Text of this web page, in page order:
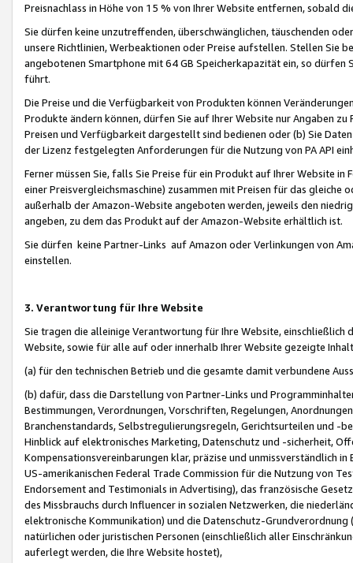
Preisnachlass in Höhe von 15 % von Ihrer Website entfernen, sobald
Sie dürfen keine unzutreffenden, überschwänglichen, täuschenden
unsere Richtlinien, Werbeaktionen oder Preise aufstellen. Stellen Sie
angebotenen Smartphone mit 64 GB Speicherkapazität ein, so dürfen
führt.
Die Preise und die Verfügbarkeit von Produkten können
Produkte ändern können, dürfen Sie auf Ihrer Website nur Angaben
Preisen und Verfügbarkeit dargestellt sind bedienen oder (b) Sie
der Lizenz festgelegten Anforderungen für die Nutzung von PA API
Ferner müssen Sie, falls Sie Preise für ein Produkt auf Ihrer Website
einer Preisvergleichsmaschine) zusammen mit Preisen für das
außerhalb der Amazon-Website angeboten werden, jeweils den
angeben, zu dem das Produkt auf der Amazon-Website erhältlich ist.
Sie dürfen keine Partner-Links auf Amazon oder Verlinkungen von
einstellen.
3. Verantwortung für Ihre Website
Sie tragen die alleinige Verantwortung für Ihre Website,
Website, sowie für alle auf oder innerhalb Ihrer Website gezeigte
(a) für den technischen Betrieb und die gesamte damit verbundene
(b) dafür, dass die Darstellung von Partner-Links und
Bestimmungen, Verordnungen, Vorschriften, Regelungen,
Branchenstandards, Selbstregulierungsregeln, Gerichtsurteilen und -
Hinblick auf elektronisches Marketing, Datenschutz und -sicherheit,
Kompensationsvereinbarungen klar, präzise und unmissverständlich
US-amerikanischen Federal Trade Commission für die Nutzung von
Endorsement and Testimonials in Advertising), das französische
des Missbrauchs durch Influencer in sozialen Netzwerken, die
elektronische Kommunikation) und die Datenschutz-
natürlichen oder juristischen Personen (einschließlich aller
auferlegt werden, die Ihre Website hostet),